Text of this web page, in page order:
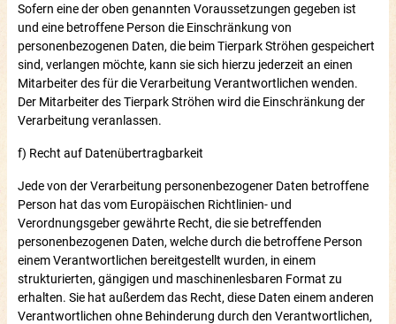
Sofern eine der oben genannten Voraussetzungen gegeben ist
und eine betroffene Person die Einschränkung von
personenbezogenen Daten, die beim Tierpark Ströhen gespeichert
sind, verlangen möchte, kann sie sich hierzu jederzeit an einen
Mitarbeiter des für die Verarbeitung Verantwortlichen wenden.
Der Mitarbeiter des Tierpark Ströhen wird die Einschränkung der
Verarbeitung veranlassen.
f) Recht auf Datenübertragbarkeit
Jede von der Verarbeitung personenbezogener Daten betroffene
Person hat das vom Europäischen Richtlinien- und
Verordnungsgeber gewährte Recht, die sie betreffenden
personenbezogenen Daten, welche durch die betroffene Person
einem Verantwortlichen bereitgestellt wurden, in einem
strukturierten, gängigen und maschinenlesbaren Format zu
erhalten. Sie hat außerdem das Recht, diese Daten einem anderen
Verantwortlichen ohne Behinderung durch den Verantwortlichen,